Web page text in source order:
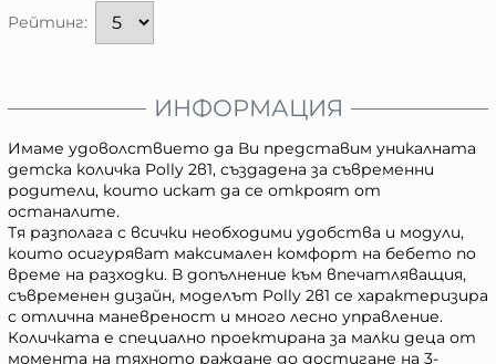
Рейтинг:
ИНФОРМАЦИЯ
Имаме удоволствието да Ви представим уникалната
детска количка Polly 2в1, създадена за съвременни
родители, които искат да се откроят от
останалите.
Тя разполага с всички необходими удобства и модули,
които осигуряват максимален комфорт на бебето по
време на разходки. В допълнение към впечатляващия,
съвременен дизайн, моделът Polly 2в1 се характеризира
с отлична маневреност и много лесно управление.
Количката е специално проектирана за малки деца от
момента на тяхното раждане до достигане на 3-